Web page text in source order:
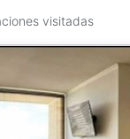
visitadas